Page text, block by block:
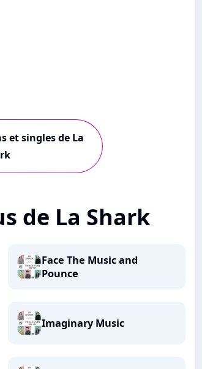
et singles de La
de La Shark
Face The Music and
Pounce
Imaginary Music